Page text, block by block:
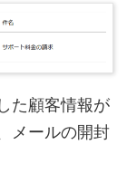
た顧客情報が
メールの開封